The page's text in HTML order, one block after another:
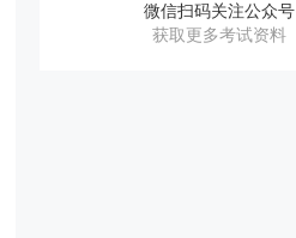
微信扫码关注公众号
获取更多考试资料